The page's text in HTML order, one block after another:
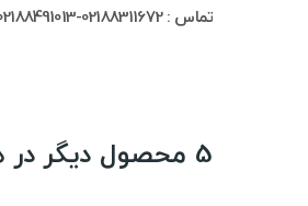
تماس : 02188311672-02188491013
5 محصول دیگر در همین شاخه: